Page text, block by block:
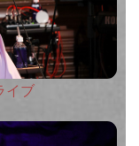
イブ